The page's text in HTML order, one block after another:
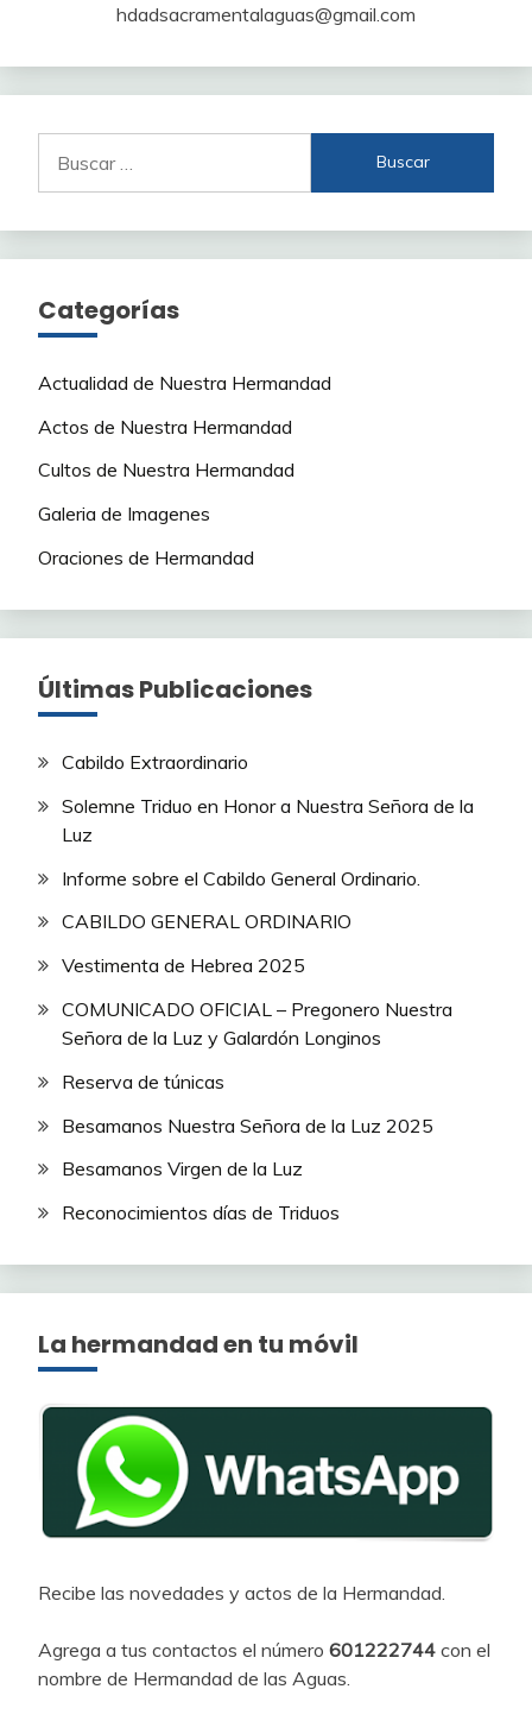
hdadsacramentalaguas@gmail.com
Categorías
Actualidad de Nuestra Hermandad
Actos de Nuestra Hermandad
Cultos de Nuestra Hermandad
Galeria de Imagenes
Oraciones de Hermandad
Últimas Publicaciones
Cabildo Extraordinario
Solemne Triduo en Honor a Nuestra Señora de la
Luz
Informe sobre el Cabildo General Ordinario.
CABILDO GENERAL ORDINARIO
Vestimenta de Hebrea 2025
COMUNICADO OFICIAL – Pregonero Nuestra
Señora de la Luz y Galardón Longinos
Reserva de túnicas
Besamanos Nuestra Señora de la Luz 2025
Besamanos Virgen de la Luz
Reconocimientos días de Triduos
La hermandad en tu móvil
Recibe las novedades y actos de la Hermandad.
Agrega a tus contactos el número 601222744 con el
nombre de Hermandad de las Aguas.